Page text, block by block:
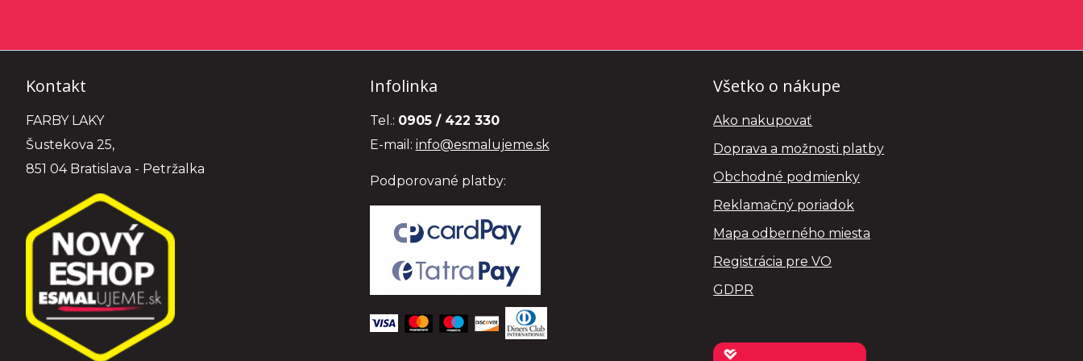
Kontakt
FARBY LAKY
Šustekova 25,
851 04 Bratislava - Petržalka
Infolinka
Tel.: 0905 / 422 330
E-mail: info@esmalujeme.sk
Podporované platby:
Všetko o nákupe
Ako nakupovať
Doprava a možnosti platby
Obchodné podmienky
Reklamačný poriadok
Mapa odberného miesta
Registrácia pre VO
GDPR